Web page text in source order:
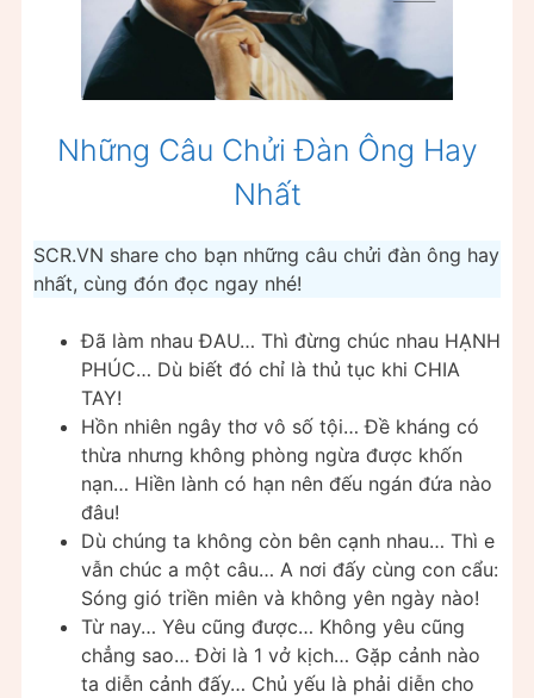
Những Câu Chửi Đàn Ông Hay
Nhất
SCR.VN share cho bạn những câu chửi đàn ông hay
nhất, cùng đón đọc ngay nhé!
Đã làm nhau ĐAU… Thì đừng chúc nhau HẠNH
PHÚC… Dù biết đó chỉ là thủ tục khi CHIA
TAY!
Hồn nhiên ngây thơ vô số tội… Đề kháng có
thừa nhưng không phòng ngừa được khốn
nạn… Hiền lành có hạn nên đếu ngán đứa nào
đâu!
Dù chúng ta không còn bên cạnh nhau… Thì e
vẫn chúc a một câu… A nơi đấy cùng con cẩu:
Sóng gió triền miên và không yên ngày nào!
Từ nay… Yêu cũng được… Không yêu cũng
chẳng sao… Đời là 1 vở kịch… Gặp cảnh nào
ta diễn cảnh đấy… Chủ yếu là phải diễn cho